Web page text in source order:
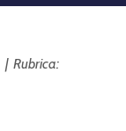
| Rubrica: